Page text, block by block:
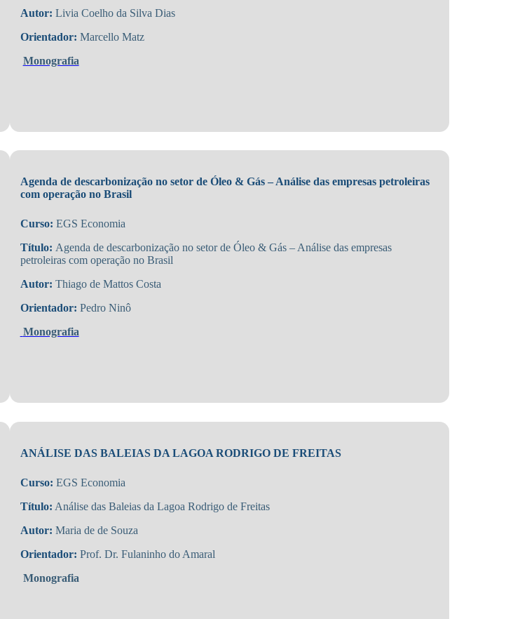
Autor: Livia Coelho da Silva Dias
Orientador: Marcello Matz
Monografia
Agenda de descarbonização no setor de Óleo & Gás – Análise das empresas petroleiras
com operação no Brasil
Curso: EGS Economia
Título: Agenda de descarbonização no setor de Óleo & Gás – Análise das empresas
petroleiras com operação no Brasil
Autor: Thiago de Mattos Costa
Orientador: Pedro Ninô
Monografia
ANÁLISE DAS BALEIAS DA LAGOA RODRIGO DE FREITAS
Curso: EGS Economia
Título: Análise das Baleias da Lagoa Rodrigo de Freitas
Autor: Maria de de Souza
Orientador: Prof. Dr. Fulaninho do Amaral
Monografia